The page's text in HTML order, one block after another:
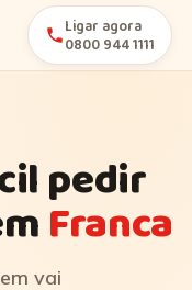
Ligar agora
0800 944 1111
pedir
Franca
vai